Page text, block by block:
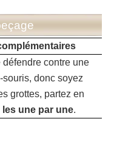
défendre contre une
donc soyez
grottes, partez en
les une par une.